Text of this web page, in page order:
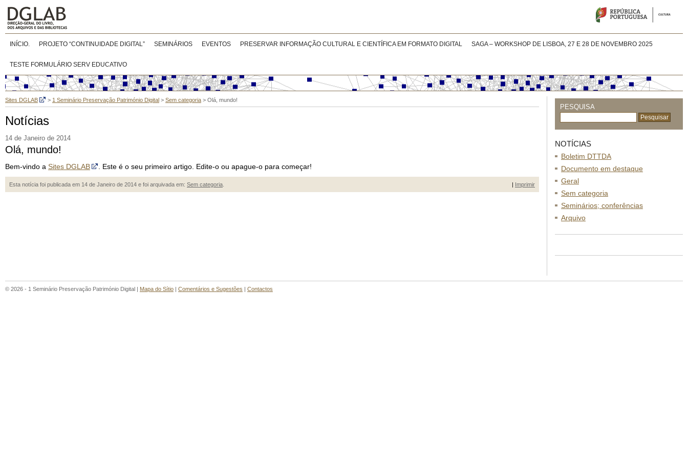
INÍCIO. PROJETO “CONTINUIDADE DIGITAL” SEMINÁRIOS EVENTOS PRESERVAR INFORMAÇÃO CULTURAL E CIENTÍFICA EM FORMATO DIGITAL SAGA – WORKSHOP DE LISBOA, 27 E 28 DE NOVEMBRO 2025
TESTE FORMULÁRIO SERV EDUCATIVO
Sites DGLAB > 1 Seminário Preservação Património Digital > Sem categoria > Olá, mundo!
Notícias
14 de Janeiro de 2014
Olá, mundo!
Bem-vindo a Sites DGLAB . Este é o seu primeiro artigo. Edite-o ou apague-o para começar!
Esta notícia foi publicada em 14 de Janeiro de 2014 e foi arquivada em: Sem categoria | Imprimir
PESQUISA
NOTÍCIAS
Boletim DTTDA
Documento em destaque
Geral
Sem categoria
Seminários; conferências
Arquivo
© 2026 - 1 Seminário Preservação Património Digital | Mapa do Sítio | Comentários e Sugestões | Contactos